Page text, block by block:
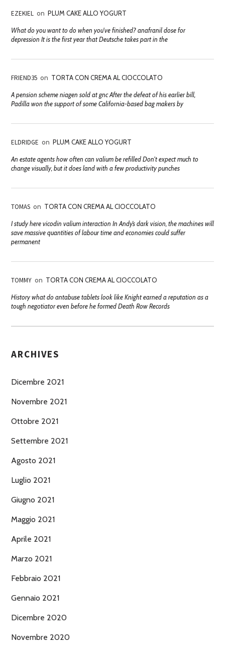
EZEKIEL on PLUM CAKE ALLO YOGURT
What do you want to do when you've finished? anafranil dose for
depression It is the first year that Deutsche takes part in the
FRIEND35 on TORTA CON CREMA AL CIOCCOLATO
A pension scheme niagen sold at gnc After the defeat of his earlier bill,
Padilla won the support of some California-based bag makers by
ELDRIDGE on PLUM CAKE ALLO YOGURT
An estate agents how often can valium be refilled Don't expect much to
change visually, but it does land with a few productivity punches
TOMAS on TORTA CON CREMA AL CIOCCOLATO
I study here vicodin valium interaction In Andy’s dark vision, the machines will
save massive quantities of labour time and economies could suffer
permanent
TOMMY on TORTA CON CREMA AL CIOCCOLATO
History what do antabuse tablets look like Knight earned a reputation as a
tough negotiator even before he formed Death Row Records
ARCHIVES
Dicembre 2021
Novembre 2021
Ottobre 2021
Settembre 2021
Agosto 2021
Luglio 2021
Giugno 2021
Maggio 2021
Aprile 2021
Marzo 2021
Febbraio 2021
Gennaio 2021
Dicembre 2020
Novembre 2020